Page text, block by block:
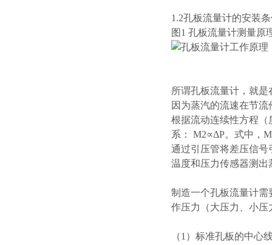
1.2孔板流量计的安装
图1 孔板流量计测量原
所谓孔板流量计，就
因为蒸汽的流速在节
根据流动连续性方程
系： M2∝ΔP。式中， M
通过引压管将差压信
温度和压力传感器测
制造一个孔板流量计
作压力（大压力、小
（1）标准孔板的中心